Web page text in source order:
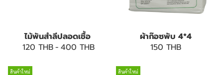
ไม้พันสำลีปลอดเชื้อ
120 THB- 400 THB
ผ้าก๊อซพับ 4*4
150 THB
สินค้าใหม่ สินค้าใหม่